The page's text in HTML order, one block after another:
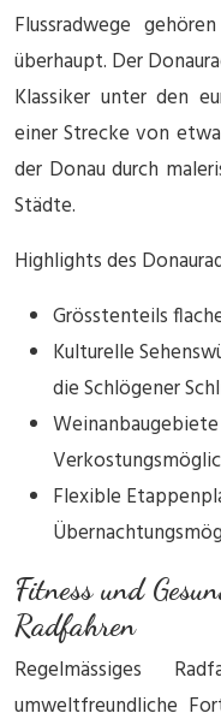
Flussradwege
überhaupt. Der
Klassiker unter den
einer Strecke von
der Donau durch
Städte.
Highlights des
Grösstenteils
Kulturelle
die Schlögener
Flexible
Fitness und
Radfahren
Regelmässiges
umweltfreundliche